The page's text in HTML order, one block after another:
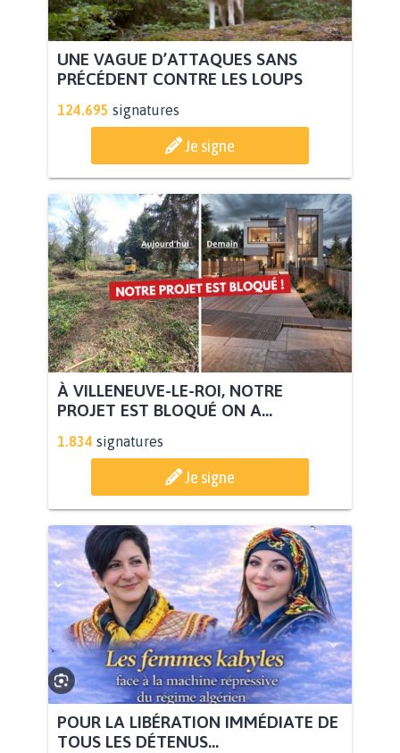
UNE VAGUE D’ATTAQUES SANS
PRÉCÉDENT CONTRE LES LOUPS
124.695 signatures
Je signe
À VILLENEUVE-LE-ROI, NOTRE
PROJET EST BLOQUÉ ON A...
1.834 signatures
Je signe
POUR LA LIBÉRATION IMMÉDIATE DE
TOUS LES DÉTENUS...